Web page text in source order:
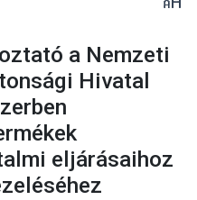
a Nemzeti
Hivatal
eljárásaihoz